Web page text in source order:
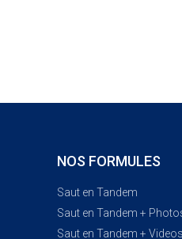
NOS FORMULES
Saut en Tandem
Saut en Tandem +
Saut en Tandem + Videos